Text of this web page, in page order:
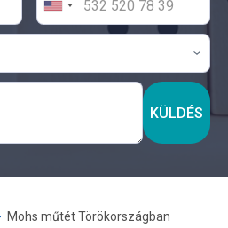
KÜLDÉS
Mohs műtét Törökországban